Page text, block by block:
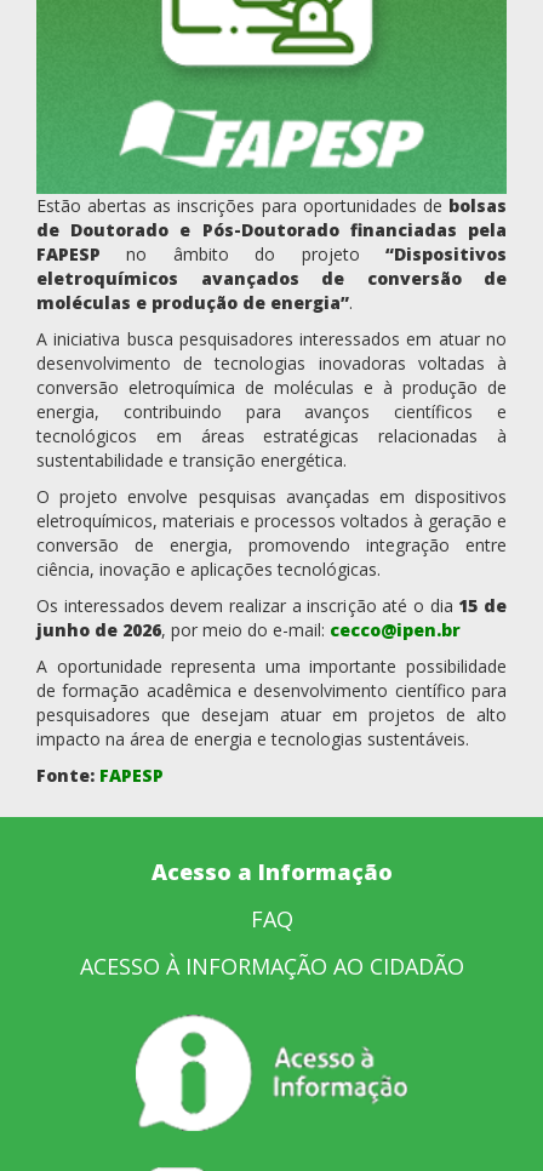
Estão abertas as inscrições para oportunidades de bolsas
de Doutorado e Pós-Doutorado financiadas pela
FAPESP no âmbito do projeto “Dispositivos
eletroquímicos avançados de conversão de
moléculas e produção de energia”.
A iniciativa busca pesquisadores interessados em atuar no
desenvolvimento de tecnologias inovadoras voltadas à
conversão eletroquímica de moléculas e à produção de
energia, contribuindo para avanços científicos e
tecnológicos em áreas estratégicas relacionadas à
sustentabilidade e transição energética.
O projeto envolve pesquisas avançadas em dispositivos
eletroquímicos, materiais e processos voltados à geração e
conversão de energia, promovendo integração entre
ciência, inovação e aplicações tecnológicas.
Os interessados devem realizar a inscrição até o dia 15 de
junho de 2026, por meio do e-mail: cecco@ipen.br
A oportunidade representa uma importante possibilidade
de formação acadêmica e desenvolvimento científico para
pesquisadores que desejam atuar em projetos de alto
impacto na área de energia e tecnologias sustentáveis.
Fonte: FAPESP
Acesso a Informação
FAQ
ACESSO À INFORMAÇÃO AO CIDADÃO